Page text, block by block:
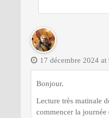
17 décembre 2024
Bonjour.
Lecture très matinale
commencer la